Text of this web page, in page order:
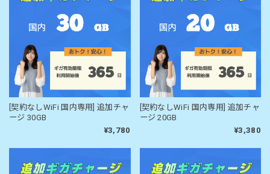
[契約なしWiFi 国内専用] 追加チャ
ージ 30GB
¥3,780
[契約なしWiFi 国内専用] 追加チャ
ージ 20GB
¥3,380